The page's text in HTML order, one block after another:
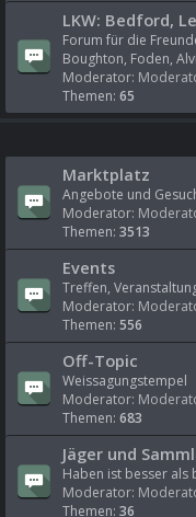
LKW: Bedford,
Forum für die
Boughton, Foden,
Moderator:
Themen: 65
Marktplatz
Angebote und
Moderator:
Themen: 3513
Events
Treffen,
Moderator:
Themen: 556
Off-Topic
Weissagungstempel
Moderator:
Themen: 683
Jäger und
Haben ist besser als
Moderator:
Themen: 36